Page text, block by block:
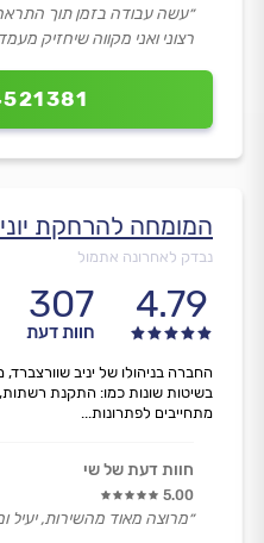
״עשה עבודה בזמן תוך
רצוני ואני מקווה שיחזיק
המומחה להרחקת
נבדק לאחרונה אתמול
4.79
307
חוות דעת
החברה בניהולו של יניב
בשיטות שונות כמו: התקנת רשתות,
מתחייבים לפתרונות...
חוות דעת של שי
5.00
״מרוצה מאוד מהשירות, יעיל